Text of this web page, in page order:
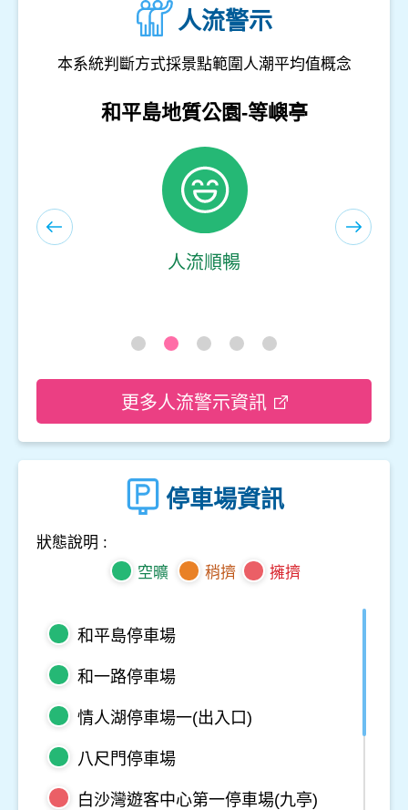
人流警示
本系統判斷方式採景點範圍人潮平均值概念
和平島地質公園-遊客服務中心(室內)
人流順暢
更多人流警示資訊
停車場資訊
狀態說明 :
空曠
稍擠 擁擠
和平島停車場
和一路停車場
情人湖停車場一(出入口)
八尺門停車場
白沙灣遊客中心第一停車場(九亭)